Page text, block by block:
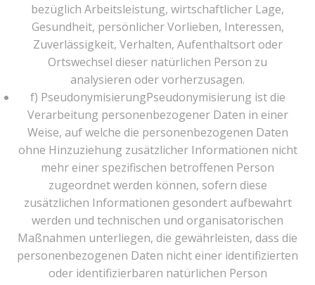
bezüglich Arbeitsleistung, wirtschaftlicher Lage,
Gesundheit, persönlicher Vorlieben, Interessen,
Zuverlässigkeit, Verhalten, Aufenthaltsort oder
Ortswechsel dieser natürlichen Person zu
analysieren oder vorherzusagen.
f) PseudonymisierungPseudonymisierung ist die
Verarbeitung personenbezogener Daten in einer
Weise, auf welche die personenbezogenen Daten
ohne Hinzuziehung zusätzlicher Informationen nicht
mehr einer spezifischen betroffenen Person
zugeordnet werden können, sofern diese
zusätzlichen Informationen gesondert aufbewahrt
werden und technischen und organisatorischen
Maßnahmen unterliegen, die gewährleisten, dass die
personenbezogenen Daten nicht einer identifizierten
oder identifizierbaren natürlichen Person